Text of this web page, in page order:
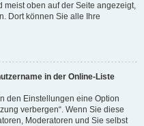
meist oben auf der Seite angezeigt,
Dort können Sie alle Ihre
in der Online-Liste
den Einstellungen eine Option
verbergen“. Wenn Sie diese
Moderatoren und Sie selbst